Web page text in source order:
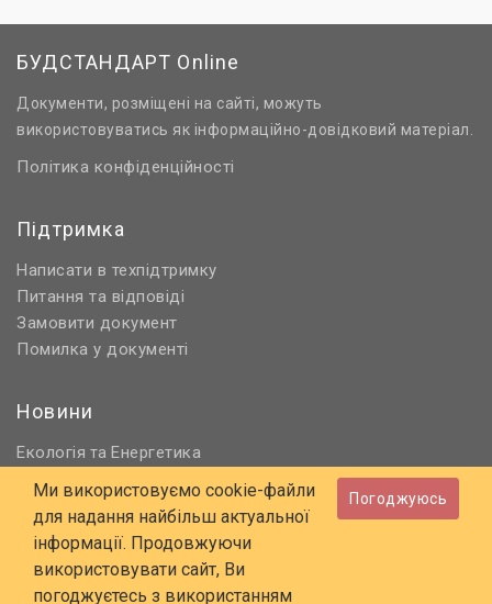
БУДСТАНДАРТ Online
Документи, розміщені на сайті, можуть
використовуватись як інформаційно-довідковий матеріал.
Політика конфіденційності
Підтримка
Написати в техпідтримку
Питання та відповіді
Замовити документ
Помилка у документі
Новини
Екологія та Енергетика
Нормативне регулювання
Будівництво та проєктування
Охорона праці та ПБ
© 2006 - 2026 Всі права захищені
Ми використовуємо cookie-файли
для надання найбільш актуальної
інформації. Продовжуючи
використовувати сайт, Ви
погоджуєтесь з використанням
Погоджуюсь